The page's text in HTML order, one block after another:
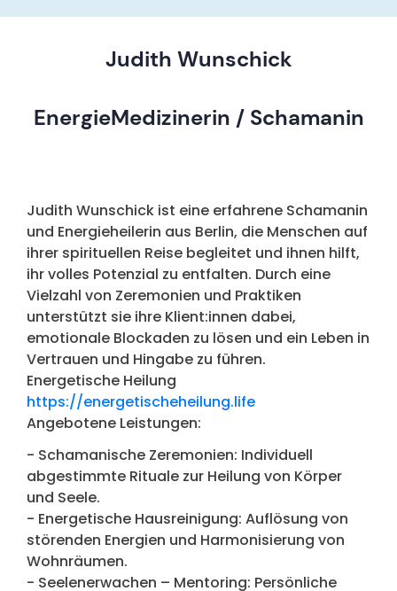
Judith Wunschick
EnergieMedizinerin / Schamanin
Judith Wunschick ist eine erfahrene Schamanin
und Energieheilerin aus Berlin, die Menschen auf
ihrer spirituellen Reise begleitet und ihnen hilft,
ihr volles Potenzial zu entfalten. Durch eine
Vielzahl von Zeremonien und Praktiken
unterstützt sie ihre Klient:innen dabei,
emotionale Blockaden zu lösen und ein Leben in
Vertrauen und Hingabe zu führen.
Energetische Heilung
https://energetischeheilung.life
Angebotene Leistungen:
- Schamanische Zeremonien: Individuell
abgestimmte Rituale zur Heilung von Körper
und Seele.
- Energetische Hausreinigung: Auflösung von
störenden Energien und Harmonisierung von
Wohnräumen.
- Seelenerwachen – Mentoring: Persönliche